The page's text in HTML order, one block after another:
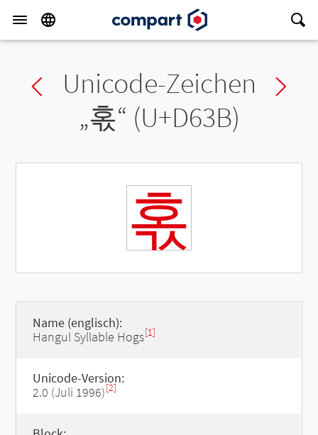
Previous char
Unicode-Zeichen
„혻“ (U+D63B)
혻
Name (englisch):
Hangul Syllable Hogs[1]
Unicode-Version:
2.0 (Juli 1996)[2]